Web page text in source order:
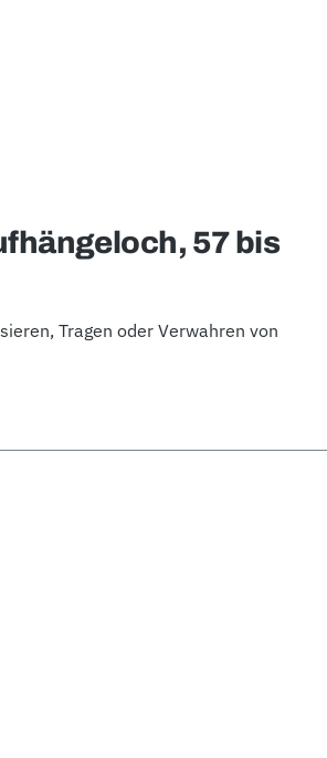
57 bis
Tragen oder Verwahren von